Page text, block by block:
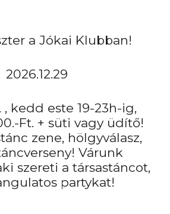
a Jókai Klubban!
2026.12.29
, kedd este 19-23h-ig,
Ft. + süti vagy üdítő!
zene, hölgyválasz,
Várunk
szereti a társastáncot,
partykat!